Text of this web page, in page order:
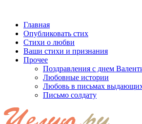
Главная
Опубликовать стих
Стихи о любви
Ваши стихи и признания
Прочее
Поздравления с днем
Любовные истории
Любовь в письмах
Письмо солдату